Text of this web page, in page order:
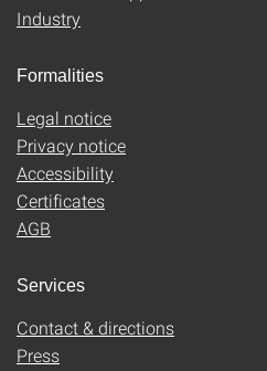
Industry
Formalities
Legal notice
Privacy notice
Accessibility
Certificates
AGB
Services
Contact & directions
Press